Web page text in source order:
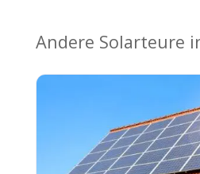
Andere Solarteure